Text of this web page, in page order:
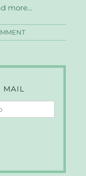
more…
MAIL